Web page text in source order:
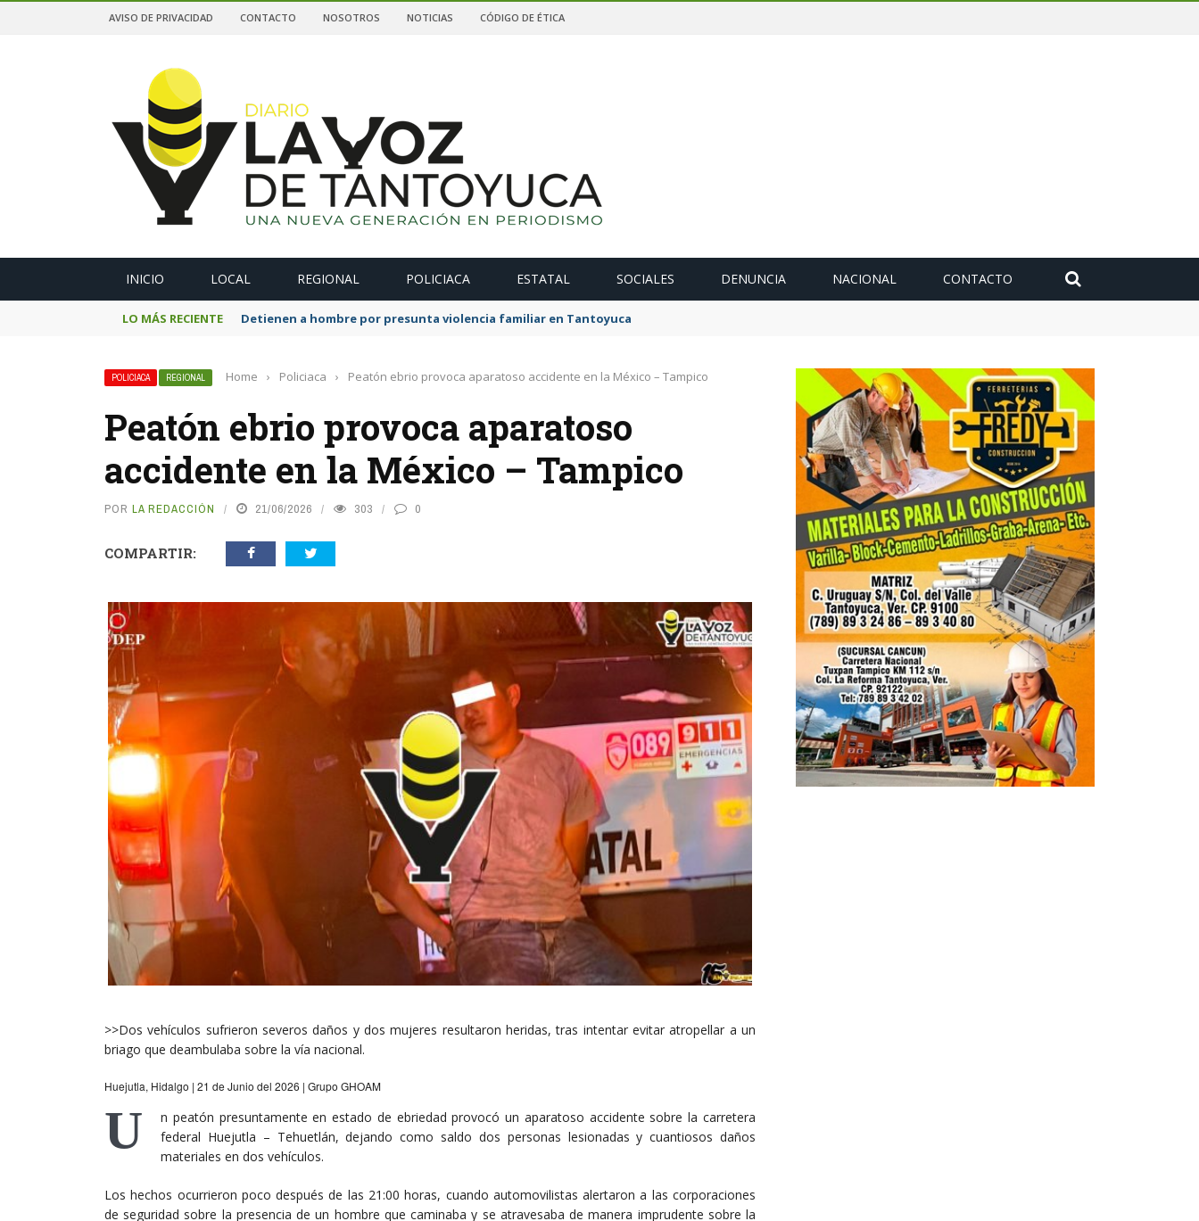
AVISO DE PRIVACIDAD CONTACTO NOSOTROS NOTICIAS CÓDIGO DE ÉTICA
INICIO LOCAL REGIONAL POLICIACA ESTATAL SOCIALES DENUNCIA NACIONAL CONTACTO
LO MÁS RECIENTE Detienen a hombre por presunta violencia familiar en Tantoyuca
POLICIACA REGIONAL Home › Policiaca › Peatón ebrio provoca aparatoso accidente en la México – Tampico
Peatón ebrio provoca aparatoso
accidente en la México – Tampico
POR LA REDACCIÓN 21/06/2026 303 0
COMPARTIR:
>>Dos vehículos sufrieron severos daños y dos mujeres resultaron heridas, tras intentar evitar atropellar a un
briago que deambulaba sobre la vía nacional.
Huejutla, Hidalgo | 21 de Junio del 2026 | Grupo GHOAM
U
n peatón presuntamente en estado de ebriedad provocó un aparatoso accidente sobre la carretera
federal Huejutla – Tehuetlán, dejando como saldo dos personas lesionadas y cuantiosos daños
materiales en dos vehículos.
Los hechos ocurrieron poco después de las 21:00 horas, cuando automovilistas alertaron a las corporaciones
de seguridad sobre la presencia de un hombre que caminaba y se atravesaba de manera imprudente sobre la